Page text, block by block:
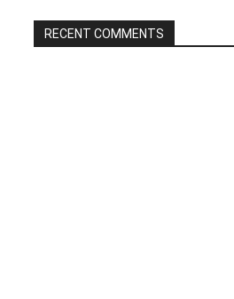
RECENT COMMENTS